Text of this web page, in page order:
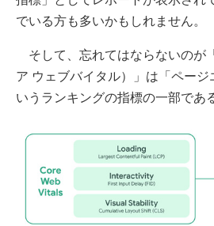
でいる方も多いかもしれません。
そして、忘れてはならないのが
ア ウェブバイタル）」は「ページ
いうランキングの指標の一部であ